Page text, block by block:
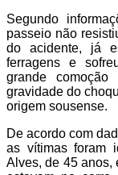
Segundo
passeio não
do acidente, já
ferragens e
grande
gravidade do
origem sousense.
De acordo com
as vítimas foram
Alves, de 45 anos,